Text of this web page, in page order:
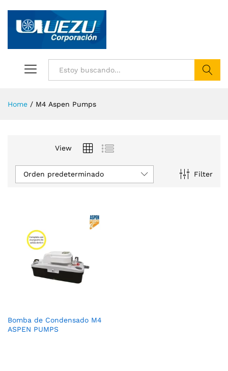
Home / M4 Aspen Pumps
View
Filter
Orden predeterminado
Bomba de Condensado M4
ASPEN PUMPS